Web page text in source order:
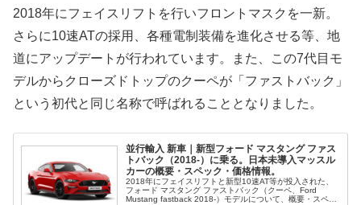
2018年にフェイスリフトを行いフロントマスクを一新。
さらに10速ATの採用、各種電制装備を進化させる等、地
道にアップデートが行われています。また、この7代目モ
デルからクローズドトップのクーペが「ファストバック」
という初代と同じ名称で呼ばれることとなりました。
並行輸入 新車｜新型フォード マスタング ファス
トバック（2018-）に乗る。日本未導入マッスル
カーの概要・スペック・価格情報。
2018年にフェイスリフトと新型10速AT等が投入された、
フォード マスタング ファストバック（クーペ、Ford
Mustang fastback 2018-）モデルについて、概要・スペッ